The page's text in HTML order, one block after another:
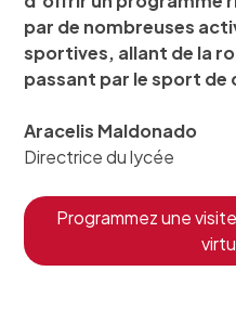
par de nombreuses
sportives, allant de la
passant par le sport
Aracelis Maldonado
Directrice du lycée
Programmez une